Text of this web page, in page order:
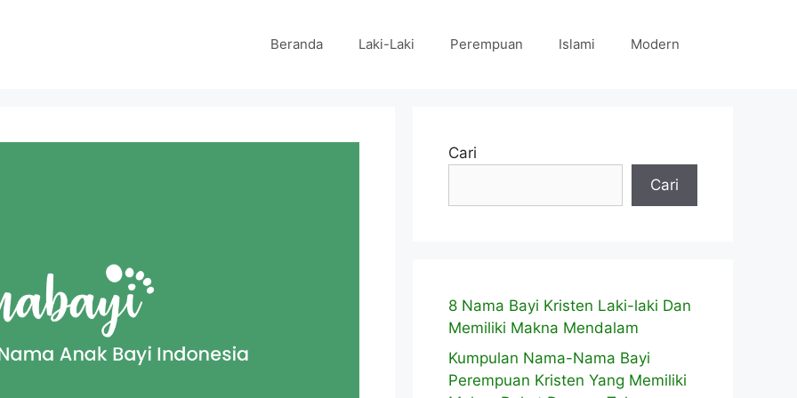
Beranda Laki-Laki Perempuan Islami Modern
Cari
Cari
8 Nama Bayi Kristen Laki-laki Dan
Memiliki Makna Mendalam
Kumpulan Nama-Nama Bayi
Perempuan Kristen Yang Memiliki